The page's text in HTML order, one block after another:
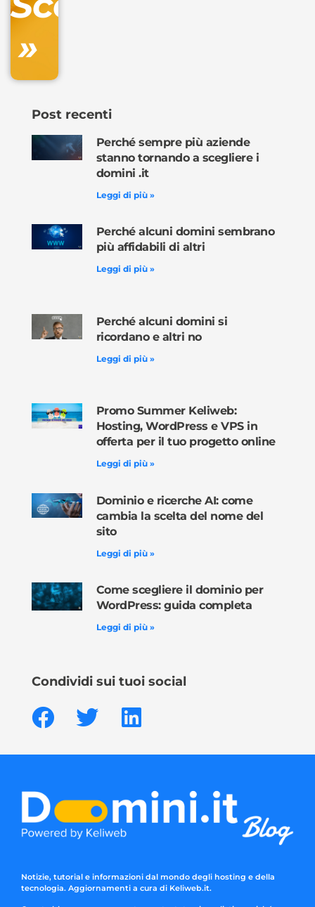
»
Post recenti
Perché sempre più aziende
stanno tornando a scegliere i
domini .it
Leggi di più »
Perché alcuni domini sembrano
più affidabili di altri
Leggi di più »
Perché alcuni domini si
ricordano e altri no
Leggi di più »
Promo Summer Keliweb:
Hosting, WordPress e VPS in
offerta per il tuo progetto online
Leggi di più »
Dominio e ricerche AI: come
cambia la scelta del nome del
sito
Leggi di più »
Come scegliere il dominio per
WordPress: guida completa
Leggi di più »
Condividi sui tuoi social
Notizie, tutorial e informazioni dal mondo degli hosting e della
tecnologia. Aggiornamenti a cura di Keliweb.it.